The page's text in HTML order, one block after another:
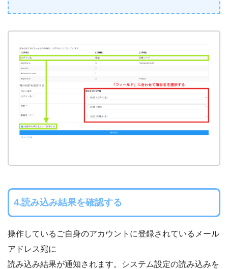
4.読み込み結果を確認する
操作しているご自身のアカウントに登録されているメール
アドレス宛に
読み込み結果が通知されます。システム設定の読み込みを